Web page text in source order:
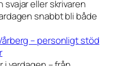
eller skrivaren
snabbt bli både
– personligt stöd